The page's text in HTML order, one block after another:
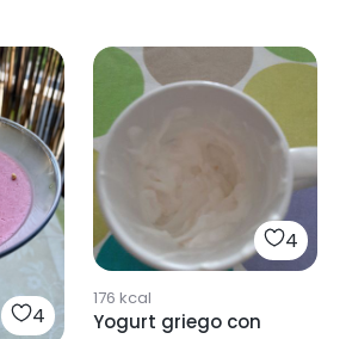
4
4
176 kcal
Yogurt griego con